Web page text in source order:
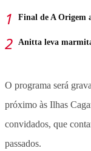
Final de A Origem
Anitta leva
O programa será
próximo às Ilhas
convidados, que
passados.